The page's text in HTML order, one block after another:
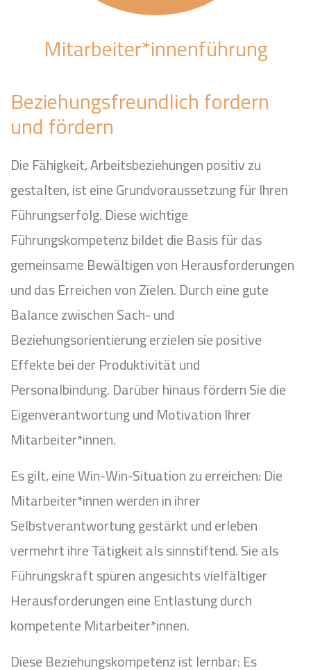
Mitarbeiter*innenführung
Beziehungsfreundlich fordern
und fördern
Die Fähigkeit, Arbeitsbeziehungen positiv zu
gestalten, ist eine Grundvoraussetzung für Ihren
Führungserfolg. Diese wichtige
Führungskompetenz bildet die Basis für das
gemeinsame Bewältigen von Herausforderungen
und das Erreichen von Zielen. Durch eine gute
Balance zwischen Sach- und
Beziehungsorientierung erzielen sie positive
Effekte bei der Produktivität und
Personalbindung. Darüber hinaus fördern Sie die
Eigenverantwortung und Motivation Ihrer
Mitarbeiter*innen.
Es gilt, eine Win-Win-Situation zu erreichen: Die
Mitarbeiter*innen werden in ihrer
Selbstverantwortung gestärkt und erleben
vermehrt ihre Tätigkeit als sinnstiftend. Sie als
Führungskraft spüren angesichts vielfältiger
Herausforderungen eine Entlastung durch
kompetente Mitarbeiter*innen.
Diese Beziehungskompetenz ist lernbar: Es